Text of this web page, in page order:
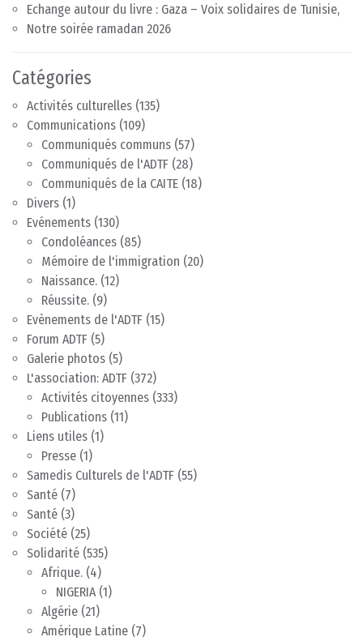
Echange autour du livre : Gaza – Voix solidaires de Tunisie,
Notre soirée ramadan 2026
Catégories
Activités culturelles (135)
Communications (109)
Communiqués communs (57)
Communiqués de l'ADTF (28)
Communiqués de la CAITE (18)
Divers (1)
Evénements (130)
Condoléances (85)
Mémoire de l'immigration (20)
Naissance. (12)
Réussite. (9)
Evènements de l'ADTF (15)
Forum ADTF (5)
Galerie photos (5)
L'association: ADTF (372)
Activités citoyennes (333)
Publications (11)
Liens utiles (1)
Presse (1)
Samedis Culturels de l'ADTF (55)
Santé (7)
Santé (3)
Société (25)
Solidarité (535)
Afrique. (4)
NIGERIA(1)
Algérie (21)
Amérique Latine (7)